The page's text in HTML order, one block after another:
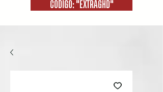
CÓDIGO: "EXTRAGHD"